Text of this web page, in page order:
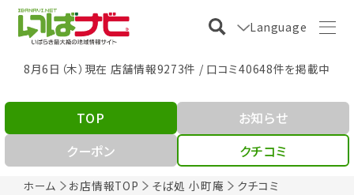
Language
8月6日（木）現在 店舗情報9273件 / 口コミ40648件を掲載中
ホーム お店情報TOP そば処 小町庵 クチコミ
TOP
お知らせ
クーポン
クチコミ